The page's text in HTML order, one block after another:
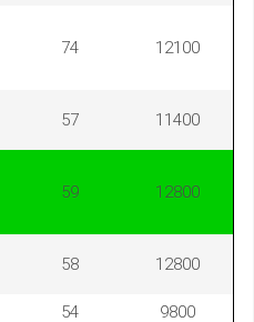
74 12100
57 11400
59 12800
58 12800
54 9800